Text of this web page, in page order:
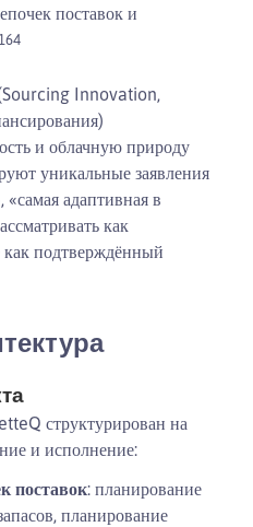
поставок и
64
Innovation,
и облачную природу
уникальные заявления
адаптивная в
как
подтверждённый
структурирован на
и исполнение:
поставок: планирование
планирование